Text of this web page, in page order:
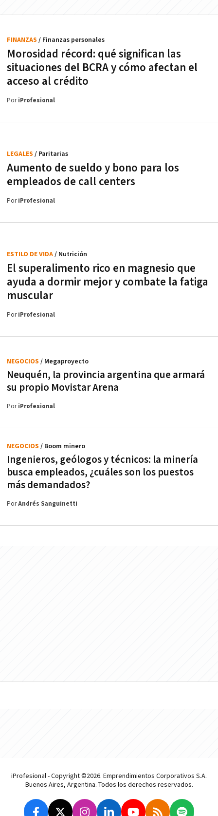
Morosidad récord: qué significan las
situaciones del BCRA y cómo afectan el
acceso al crédito
FINANZAS / Finanzas personales
PoriProfesional
Aumento de sueldo y bono para los
empleados de call centers
LEGALES / Paritarias
PoriProfesional
El superalimento rico en magnesio que
ayuda a dormir mejor y combate la fatiga
muscular
ESTILO DE VIDA/ Nutrición
PoriProfesional
Neuquén, la provincia argentina que armará
su propio Movistar Arena
NEGOCIOS / Megaproyecto
PoriProfesional
Ingenieros, geólogos y técnicos: la minería
busca empleados, ¿cuáles son los puestos
más demandados?
NEGOCIOS / Boom minero
PorAndrés Sanguinetti
iProfesional - Copyright ©2026. Emprendimientos Corporativos S.A.
Buenos Aires, Argentina. Todos los derechos reservados.